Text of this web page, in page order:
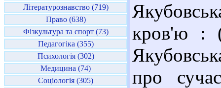
Літературознавство (719)
Право (638)
Фізкультура та спорт (73)
Педагогіка (355)
Психологія (302)
Медицина (74)
Соціологія (305)
кров'ю :
про